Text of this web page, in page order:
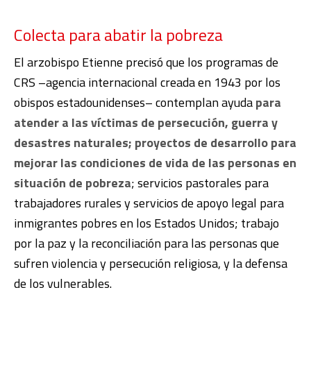
Colecta para abatir la pobreza
El arzobispo Etienne precisó que los programas de
CRS –agencia internacional creada en 1943 por los
obispos estadounidenses– contemplan ayudapara
atender a las víctimas de persecución, guerra y
desastres naturales; proyectos de desarrollo para
mejorar las condiciones de vida de las personas en
situación de pobreza; servicios pastorales para
trabajadores rurales y servicios de apoyo legal para
inmigrantes pobres en los Estados Unidos; trabajo
por la paz y la reconciliación para las personas que
sufren violencia y persecución religiosa, y la defensa
de los vulnerables.